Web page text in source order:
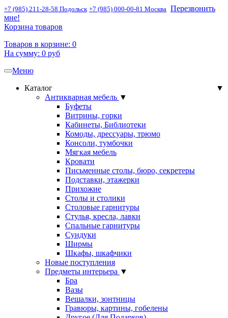
+7 (985) 211-28-58 Подольск +7 (985) 000-00-81 Москва Перезвонить
мне!
Корзина товаров
Товаров в корзине: 0
На сумму: 0 руб
Toggle
Меню
Каталог
▼
Антикварная мебель ▼
Буфеты
Витрины, горки
Кабинеты, Библиотеки
Комоды, дрессуары, трюмо
Консоли, тумбочки
Мягкая мебель
Кровати
Письменные столы, бюро, секретеры
Подставки, этажерки
Прихожие
Столы и столики
Столовые гарнитуры
Стулья, кресла, лавки
Спальные гарнитуры
Сундуки
Ширмы
Шкафы, шкафчики
Новые поступления
Предметы интерьера ▼
Бра
Вазы
Вешалки, зонтницы
Гравюры, картины, гобелены